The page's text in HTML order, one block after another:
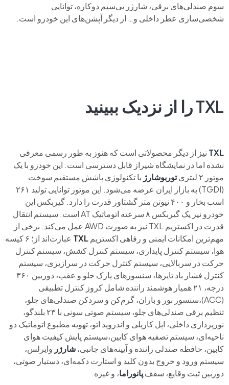
سوم صندلی‌های برقی، شارژر بی‌سیم دوکاره، توانایی
شخصی‌سازی عطر داخلی و… از دیگر آپشن‌های این خودرو است.
TXL را از نزدیک ببینید
TXL نیز از دیگر محصولاتی است که هنوز به طور رسمی معرفی
نشده اما در نمایشگاه شیراز قابل دسترسی است. این خودرو با یک
موتور ۲ لیتری
توربوشارژ با تکنولوژی پاشش مستقیم سوخت
(TGDI) به بازار ایران عرضه می‌شود. این موتور توانایی تولید ۲۶۱
اسب بخار و ۴۰۰ نیوتن متر گشتاور قدرت را دارد. گیربکس این
خودرو نیز یک گیربکس ۸ سرعته اتوماتیک AT است. سیستم انتقال
قدرت در اکستریم TXL نیز به‌ صورت AWD عمل می‌کند. برخی از
مهم‌ترین امکانات ایمنی و رفاهی اکستریم TXL
عبارت‌اند از؛ ۶ کیسه
هوا، سیستم کنترل پایداری، سیستم کنترل کشش، سیستم کنترل
حرکت در سربالایی، سیستم کنترل حرکت در سرازیری، سیستم
کنترل فشار باد تایرها، سنسورهای پارک جلو و عقب، دوربین ۳۶۰
درجه، ۲۱ همیار هوشمند راننده شامل کروز کنترل تطبیقی
(ACC)،سنسور نور و باران، گرم‌کن و سردکن صندلی‌های جلو،
تنظیم برقی صندلی‌های جلو، سیستم صوتی سونی با ۲۳ بلندگو،
نورپردازی داخلی، اپل کارپلی و اندروید اتو، تهویه مطبوع اتوماتیک دو
ناحیه‌ای، سیستم تصفیه هوای کابین،سیستم پایش کیفیت هوای
کابین، حافظه صندلی راننده و آیینه‌های جانبی،شارژر وایرلس،
سیستم ورود و خروج بدون کلید و استارت دکمه‌ای، دستیار صوتی،
دوربین ثبت وقایع، سقفپانوراما، و غیره.